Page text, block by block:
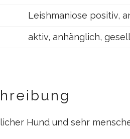
Leishmaniose positiv,
aktiv, anhänglich,
Hund und sehr